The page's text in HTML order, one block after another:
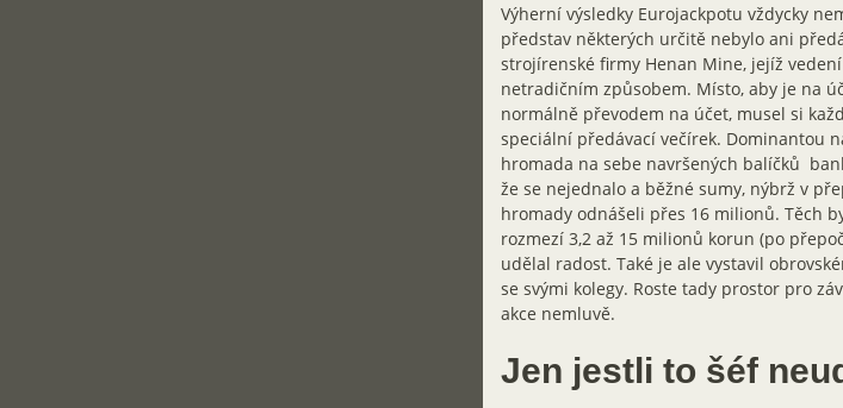
Výherní výsledky Eurojackpotu vždycky
představ některých určitě nebylo ani
strojírenské firmy Henan Mine, jejíž
netradičním způsobem. Místo, aby je na
normálně převodem na účet, musel si
speciální předávací večírek. Dominantou
hromada na sebe navršených balíčků
že se nejednalo a běžné sumy, nýbrž v
hromady odnášeli přes 16 milionů. Těch
rozmezí 3,2 až 15 milionů korun (po
udělal radost. Také je ale vystavil
se svými kolegy. Roste tady prostor pro
akce nemluvě.
Jen jestli to šéf